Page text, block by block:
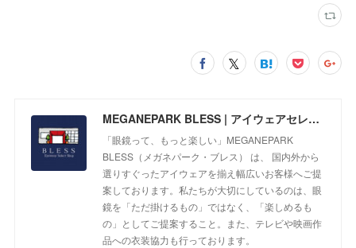
MEGANEPARK BLESS | アイウェアセレクトショップ
「眼鏡って、もっと楽しい」MEGANEPARK
BLESS（メガネパーク・ブレス） は、 国内外から
選りすぐったアイウェアを揃え幅広いお客様へご提
案しております。私たちが大切にしているのは、眼
鏡を「ただ掛けるもの」ではなく、「楽しめるも
の」としてご提案すること。また、テレビや映画作
品への衣装協力も行っております。